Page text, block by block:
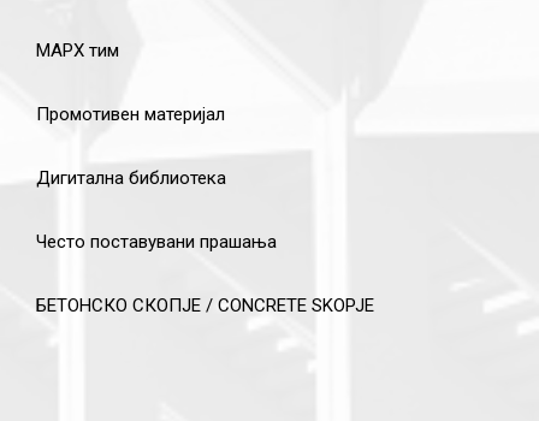
МАРХ тим
Промотивен материјал
Дигитална библиотека
Често поставувани прашања
БЕТОНСКО СКОПЈЕ / CONCRETE SKOPJE